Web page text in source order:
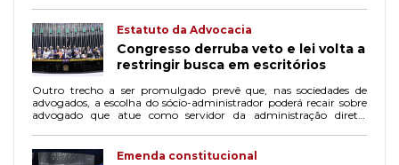
Estatuto da Advocacia
Congresso derruba veto e lei volta a
restringir busca em escritórios
Outro trecho a ser promulgado prevê que, nas sociedades de
advogados, a escolha do sócio-administrador poderá recair sobre
advogado que atue como servidor da administração direta,
dedicação exclusiva.
Emenda constitucional